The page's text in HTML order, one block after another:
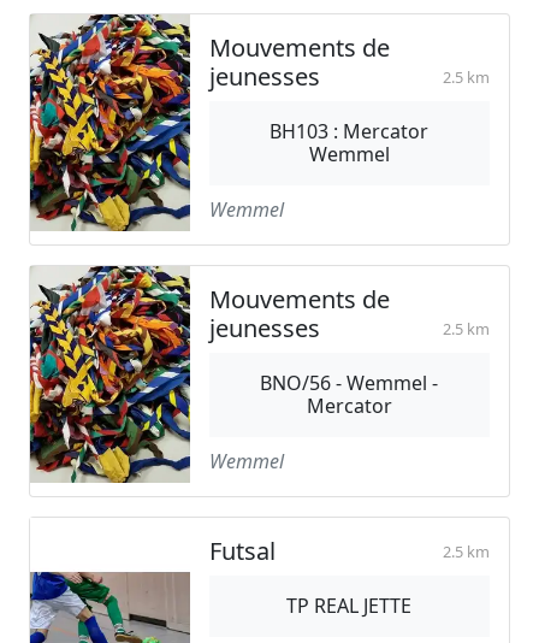
Mouvements de
jeunesses
2.5 km
BH103 : Mercator
Wemmel
Wemmel
Mouvements de
jeunesses
2.5 km
BNO/56 - Wemmel -
Mercator
Wemmel
Futsal 2.5 km
TP REAL JETTE